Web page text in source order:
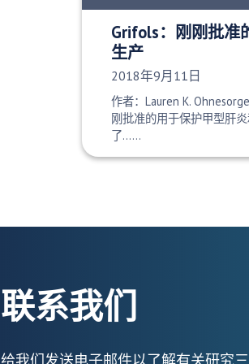
Grifols：刚刚批准
生产
发布日期：
2018年9月11日
作者：Lauren K.
刚批准的用于保护甲型肝
了……
联系我们